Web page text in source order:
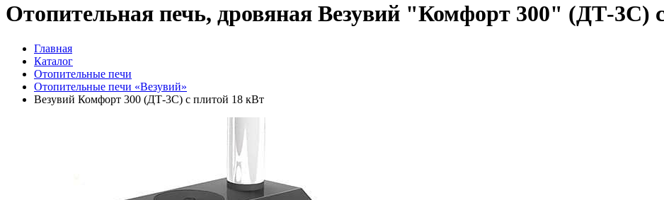
Отопительная печь, дровяная Везувий "Комфорт 300" (ДТ-3С)
Главная
Каталог
Отопительные печи
Отопительные печи «Везувий»
Везувий Комфорт 300 (ДТ-3С) с плитой 18 кВт